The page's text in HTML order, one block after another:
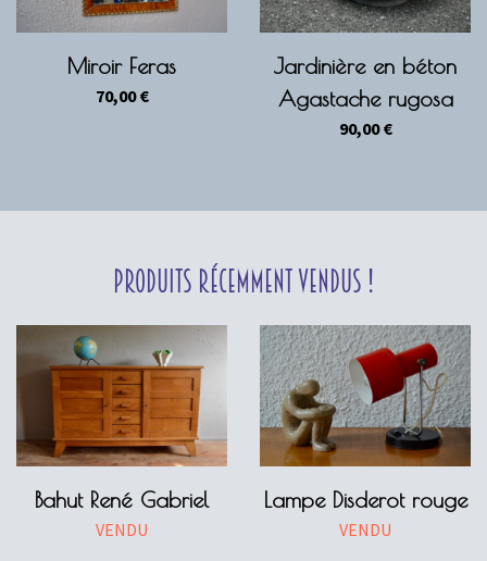
Miroir Feras
70,00€
Jardinière en béton
Agastache rugosa
90,00€
Produits récemment vendus !
Bahut René Gabriel
VENDU
Lampe Disderot rouge
VENDU